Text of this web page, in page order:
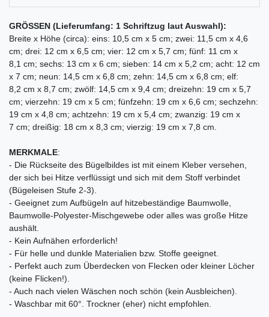
GRÖSSEN (Lieferumfang: 1 Schriftzug laut Auswahl):
Breite x Höhe (circa): eins: 10,5 cm x 5 cm; zwei: 11,5 cm x 4,6
cm; drei: 12 cm x 6,5 cm; vier: 12 cm x 5,7 cm; fünf: 11 cm x
8,1 cm; sechs: 13 cm x 6 cm; sieben: 14 cm x 5,2 cm; acht: 12 cm
x 7 cm; neun: 14,5 cm x 6,8 cm; zehn: 14,5 cm x 6,8 cm; elf:
8,2 cm x 8,7 cm; zwölf: 14,5 cm x 9,4 cm; dreizehn: 19 cm x 5,7
cm; vierzehn: 19 cm x 5 cm; fünfzehn: 19 cm x 6,6 cm; sechzehn:
19 cm x 4,8 cm; achtzehn: 19 cm x 5,4 cm; zwanzig: 19 cm x
7 cm; dreißig: 18 cm x 8,3 cm; vierzig: 19 cm x 7,8 cm.
MERKMALE:
- Die Rückseite des Bügelbildes ist mit einem Kleber versehen,
der sich bei Hitze verflüssigt und sich mit dem Stoff verbindet
(Bügeleisen Stufe 2-3).
- Geeignet zum Aufbügeln auf hitzebeständige Baumwolle,
Baumwolle-Polyester-Mischgewebe oder alles was große Hitze
aushält.
- Kein Aufnähen erforderlich!
- Für helle und dunkle Materialien bzw. Stoffe geeignet.
- Perfekt auch zum Überdecken von Flecken oder kleiner Löcher
(keine Flicken!).
- Auch nach vielen Wäschen noch schön (kein Ausbleichen).
- Waschbar mit 60°. Trockner (eher) nicht empfohlen.